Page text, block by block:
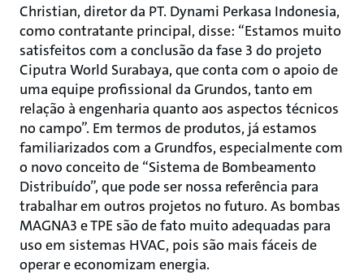
Christian, diretor da PT. Dynami Perkasa Indonesia,
como contratante principal, disse: “Estamos muito
satisfeitos com a conclusão da fase 3 do projeto
Ciputra World Surabaya, que conta com o apoio de
uma equipe profissional da Grundos, tanto em
relação à engenharia quanto aos aspectos técnicos
no campo”. Em termos de produtos, já estamos
familiarizados com a Grundfos, especialmente com
o novo conceito de “Sistema de Bombeamento
Distribuído”, que pode ser nossa referência para
trabalhar em outros projetos no futuro. As bombas
MAGNA3 e TPE são de fato muito adequadas para
uso em sistemas HVAC, pois são mais fáceis de
operar e economizam energia.